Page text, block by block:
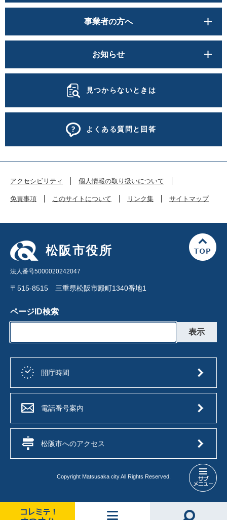
松
市
ふ
事業者の方へ
お知らせ
見つからないときは
よくある質問と回答
アクセシビリティ 個人情報の取り扱いについて
免責事項 このサイトについて リンク集 サイトマップ
松阪市役所
法人番号5000020242047
〒515-8515 三重県松阪市殿町1340番地1
ページID検索
開庁時間
電話番号案内
松阪市へのアクセス
Copyright Matsusaka city All Rights Reserved.